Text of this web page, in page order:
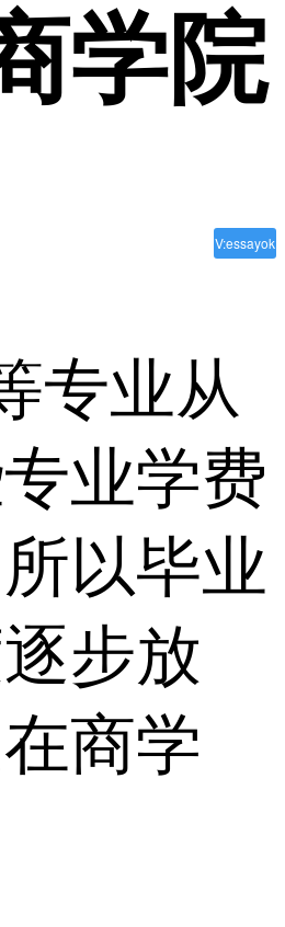
学院
V:essayok
专业从
业学费
以毕业
步放
商学